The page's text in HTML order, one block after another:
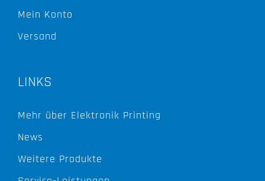
Mein Konto
Versand
LINKS
Mehr über Elektronik Printing
News
Weitere Produkte